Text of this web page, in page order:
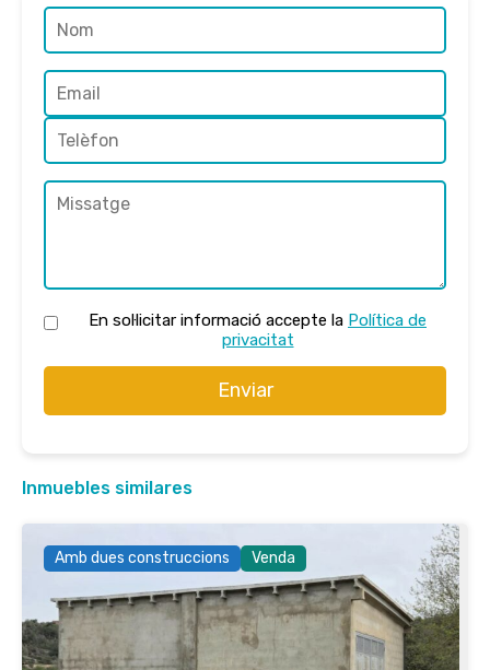
En sol·licitar informació accepte la Política de
privacitat
Enviar
Inmuebles similares
Amb dues construccions Venda